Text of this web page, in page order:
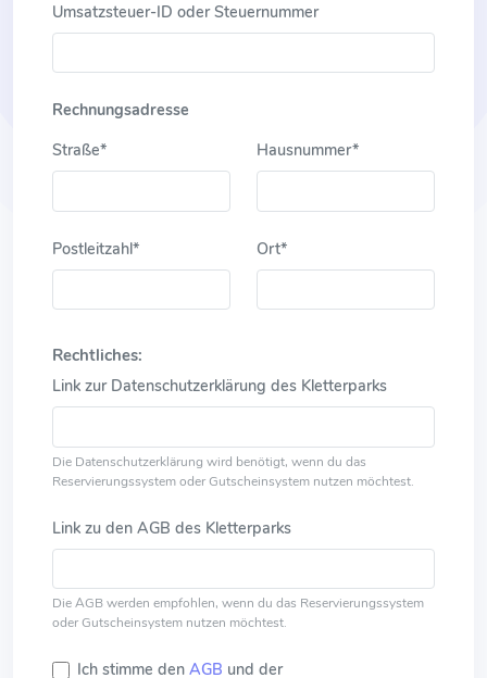
Umsatzsteuer-ID oder Steuernummer
Rechnungsadresse
Straße*
Hausnummer*
Postleitzahl* Ort*
Rechtliches:
Link zur Datenschutzerklärung des Kletterparks
Die Datenschutzerklärung wird benötigt, wenn du das
Reservierungssystem oder Gutscheinsystem nutzen möchtest.
Link zu den AGB des Kletterparks
Die AGB werden empfohlen, wenn du das Reservierungssystem
oder Gutscheinsystem nutzen möchtest.
Ich stimme denAGB und der